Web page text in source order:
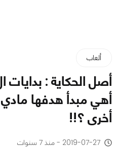
ألعاب
أهي مبدأ هدفها
أخرى ؟!!
2019-07-27 - منذ 7 سنوات